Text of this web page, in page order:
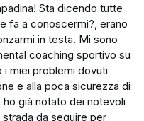
a Vincere”,
suMassimoBinelli.it.
Sta dicendo tutte
fa a conoscermi?, erano
in testa. Mi sono
coaching sportivo su
miei problemi dovuti
e alla poca sicurezza di
già notato dei notevoli
da seguire per